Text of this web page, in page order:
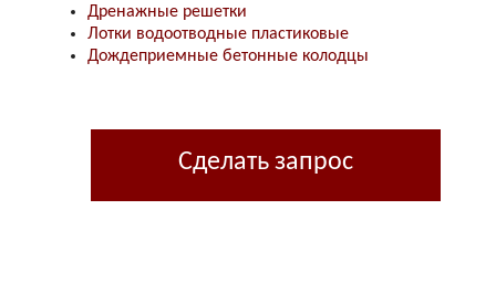
Дренажные решетки
Лотки водоотводные пластиковые
Дождеприемные бетонные колодцы
Сделать запрос